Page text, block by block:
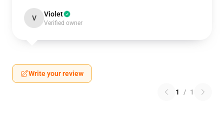
V Violet
Verified owner
Write your review
1 / 1